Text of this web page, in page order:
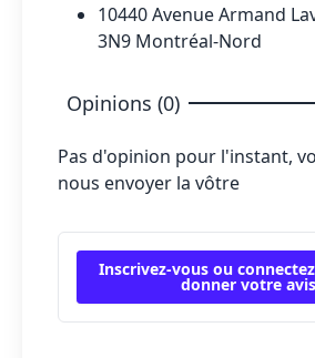
10440 Avenue Armand
3N9 Montréal-Nord
Opinions (0)
Pas d'opinion pour l'instant,
nous envoyer la vôtre
Inscrivez-vous ou
donner votre avis